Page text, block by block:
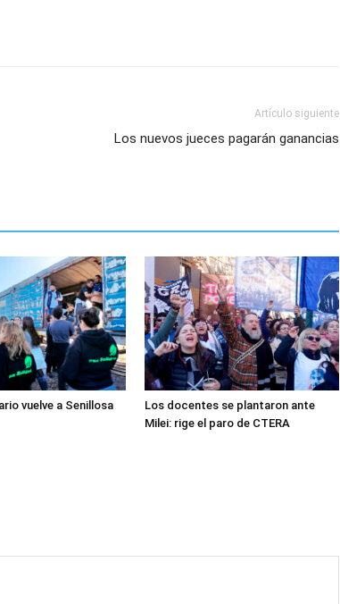
Artículo siguiente
Los nuevos jueces pagarán ganancias
vuelve a Senillosa
Los docentes se plantaron ante
Milei: rige el paro de CTERA